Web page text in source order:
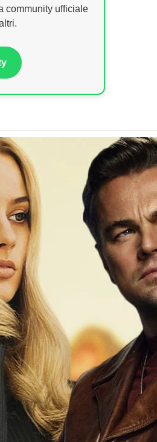
community ufficiale